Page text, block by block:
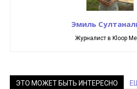
Эмиль
Журналист в Kloop
ЭТО МОЖЕТ БЫТЬ ИНТЕРЕСНО